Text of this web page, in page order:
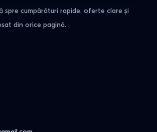
cumpărături rapide, oferte clare și
din orice pagină.